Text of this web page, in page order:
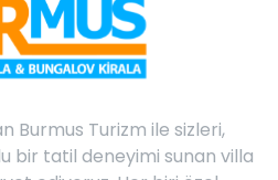
Burmus Turizm ile sizleri,
bir tatil deneyimi sunan villa